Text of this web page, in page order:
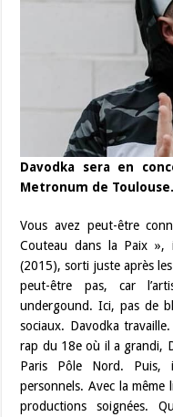
Davodka sera en
Metronum de Toulouse.
Vous avez peut-être
Couteau dans la Paix
(2015), sorti juste après
peut-être pas, car
undergound. Ici, pas de
sociaux. Davodka
rap du 18e où il a grandi,
Paris Pôle Nord.
personnels. Avec la
productions soignées.